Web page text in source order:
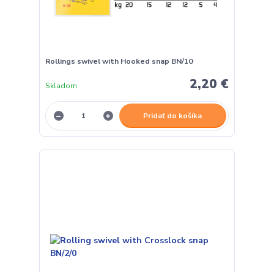
Rollings swivel with Hooked snap BN/10
2,20 €
Skladom
Pridať do košíka